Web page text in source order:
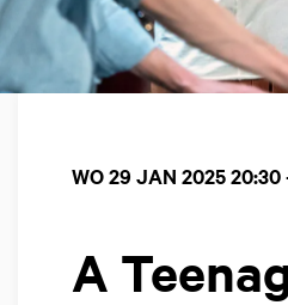
A
WO 29 JAN 202520:30